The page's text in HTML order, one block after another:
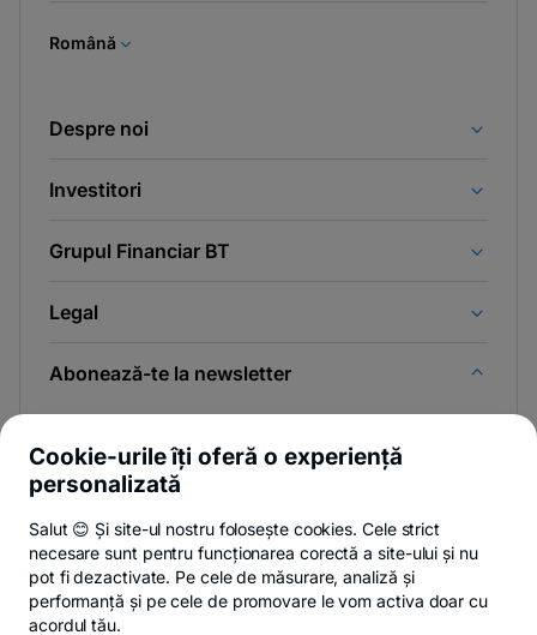
Română
Despre noi
Investitori
Grupul Financiar BT
Legal
Abonează-te la newsletter
Poți renunța oricând,vezi detalii-
opens
in
a
.
Privacy Hub - opens in a new tab
Politica de confidențialitate- opens in a new
Politica de cookies
Cookie-urile îți oferă o experiență
personalizată
Salut 😊 Și site-ul nostru folosește cookies. Cele strict
necesare sunt pentru funcționarea corectă a site-ului și nu
pot fi dezactivate. Pe cele de măsurare, analiză și
performanță și pe cele de promovare le vom activa doar cu
acordul tău.